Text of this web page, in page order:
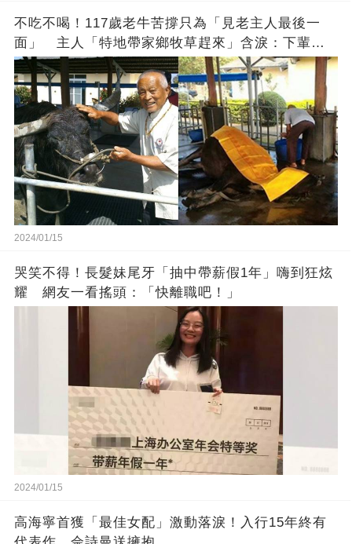
不吃不喝！117歲老牛苦撐只為「見老主人最後一
面」 主人「特地帶家鄉牧草趕來」含淚：下輩子
找個好人家
2024/01/15
哭笑不得！長髮妹尾牙「抽中帶薪假1年」嗨到狂炫
耀 網友一看搖頭：「快離職吧！」
2024/01/15
高海寧首獲「最佳女配」激動落淚！入行15年終有